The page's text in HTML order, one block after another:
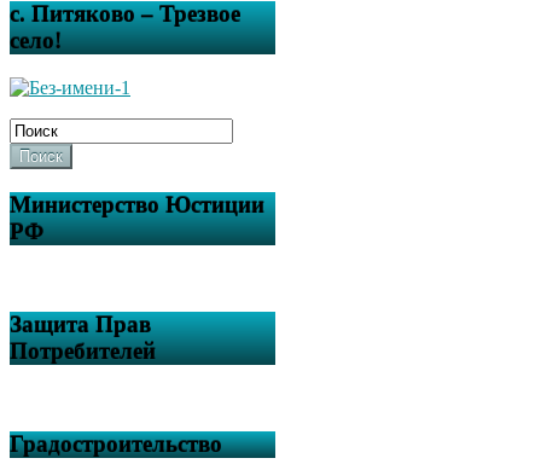
с. Питяково – Трезвое
село!
Поиск
Министерство Юстиции
РФ
Защита Прав
Потребителей
Градостроительство